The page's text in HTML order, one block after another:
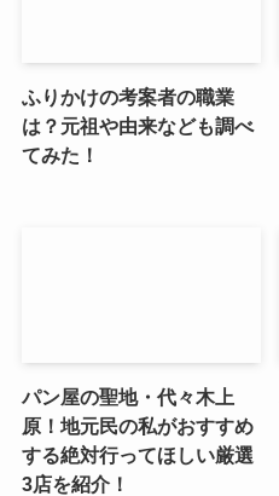
ふりかけの考案者の職業
は？元祖や由来なども調べ
てみた！
パン屋の聖地・代々木上
原！地元民の私がおすすめ
する絶対行ってほしい厳選
3店を紹介！